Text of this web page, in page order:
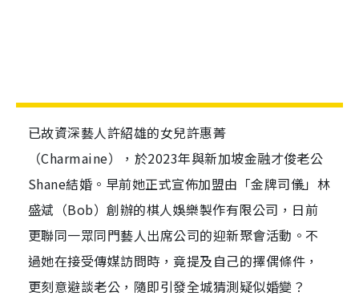
已故資深藝人許紹雄的女兒許惠菁
（Charmaine），於2023年與新加坡金融才俊老公
Shane結婚。早前她正式宣佈加盟由「金牌司儀」林
盛斌（Bob）創辦的棋人娛樂製作有限公司，日前
更聯同一眾同門藝人出席公司的迎新聚會活動。不
過她在接受傳媒訪問時，竟提及自己的擇偶條件，
更刻意避談老公，隨即引發全城猜測疑似婚變？